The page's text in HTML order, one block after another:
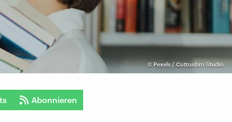
©Pexels / Cottonbro Studio
Abonnieren